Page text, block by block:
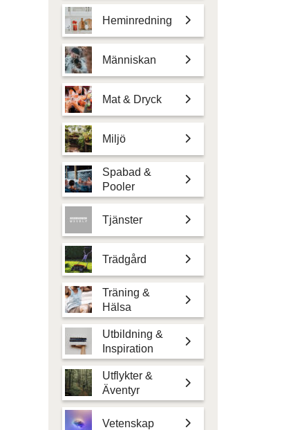
Heminredning
Människan
Mat & Dryck
Miljö
Spabad &
Pooler
Tjänster
Trädgård
Träning &
Hälsa
Utbildning &
Inspiration
Utflykter &
Äventyr
Vetenskap